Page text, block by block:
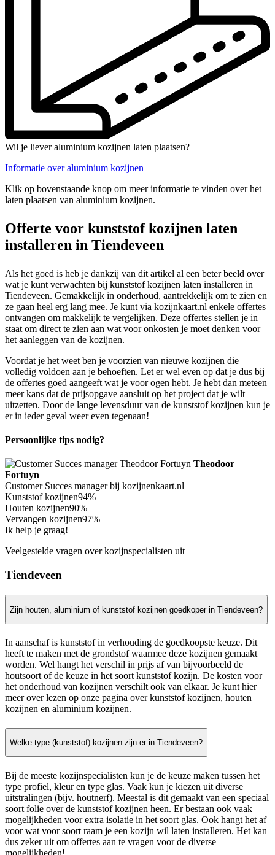
Wil je liever aluminium kozijnen laten plaatsen?
Informatie over aluminium kozijnen
Klik op bovenstaande knop om meer informatie te vinden over het
laten plaatsen van aluminium kozijnen.
Offerte voor kunststof kozijnen laten
installeren in Tiendeveen
Als het goed is heb je dankzij van dit artikel al een beter beeld over
wat je kunt verwachten bij kunststof kozijnen laten installeren in
Tiendeveen. Gemakkelijk in onderhoud, aantrekkelijk om te zien en
ze gaan heel erg lang mee. Je kunt via kozijnkaart.nl enkele offertes
ontvangen om makkelijk te vergelijken. Deze offertes stellen je in
staat om direct te zien aan wat voor onkosten je moet denken voor
het aanleggen van de kozijnen.
Voordat je het weet ben je voorzien van nieuwe kozijnen die
volledig voldoen aan je behoeften. Let er wel even op dat je dus bij
de offertes goed aangeeft wat je voor ogen hebt. Je hebt dan meteen
meer kans dat de prijsopgave aansluit op het project dat je wilt
uitzetten. Door de lange levensduur van de kunststof kozijnen kun je
er in ieder geval weer even tegenaan!
Persoonlijke tips nodig?
Theodoor
Fortuyn
Customer Succes manager bij kozijnenkaart.nl
Kunststof kozijnen94%
Houten kozijnen90%
Vervangen kozijnen97%
Ik help je graag!
Veelgestelde vragen over kozijnspecialisten uit
Tiendeveen
Zijn houten, aluminium of kunststof kozijnen goedkoper in Tiendeveen?
In aanschaf is kunststof in verhouding de goedkoopste keuze. Dit
heeft te maken met de grondstof waarmee deze kozijnen gemaakt
worden. Wel hangt het verschil in prijs af van bijvoorbeeld de
houtsoort of de keuze in het soort kunststof kozijn. De kosten voor
het onderhoud van kozijnen verschilt ook van elkaar. Je kunt hier
meer over lezen op onze pagina over kunststof kozijnen, houten
kozijnen en aluminium kozijnen.
Welke type (kunststof) kozijnen zijn er in Tiendeveen?
Bij de meeste kozijnspecialisten kun je de keuze maken tussen het
type profiel, kleur en type glas. Vaak kun je kiezen uit diverse
uitstralingen (bijv. houtnerf). Meestal is dit gemaakt van een speciaal
soort folie over de kunststof kozijnen heen. Er bestaan ook vaak
mogelijkheden voor extra isolatie in het soort glas. Ook hangt het af
voor wat voor soort raam je een kozijn wil laten installeren. Het kan
dus zeker uit om offertes aan te vragen voor de diverse
mogelijkheden!